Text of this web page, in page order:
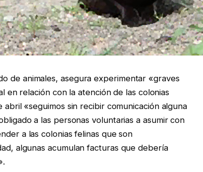
de animales, asegura experimentar «graves
en relación con la atención de las colonias
«seguimos sin recibir comunicación alguna
a las personas voluntarias a asumir con
a las colonias felinas que son
algunas acumulan facturas que debería